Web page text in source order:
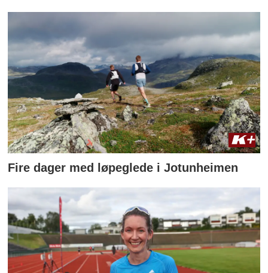
Fire dager med løpeglede i Jotunheimen